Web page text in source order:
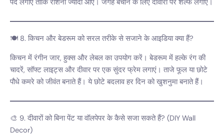
पर्दे लगाएं ताकि रोशनी ज्यादा आए। जगह बचाने के लिए दीवारों पर शेल्फ लगाएं।
🍽️ 8. किचन और बेडरूम को सरल तरीके से सजाने के आइडिया क्या हैं?
किचन में रंगीन जार, हुक्स और लेबल का उपयोग करें। बेडरूम में हल्के रंग की
चादरें, सॉफ्ट लाइट्स और दीवार पर एक सुंदर फ्रेम लगाएं। ताजे फूल या छोटे
पौधे कमरे को जीवंत बनाते हैं। ये छोटे बदलाव हर दिन को खुशनुमा बनाते हैं।
🎨 9. दीवारों को बिना पेंट या वॉलपेपर के कैसे सजा सकते हैं? (DIY Wall
Decor)